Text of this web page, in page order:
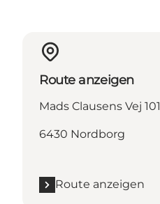
Route anzeigen
Mads Clausens Vej 101
6430 Nordborg
Route anzeigen